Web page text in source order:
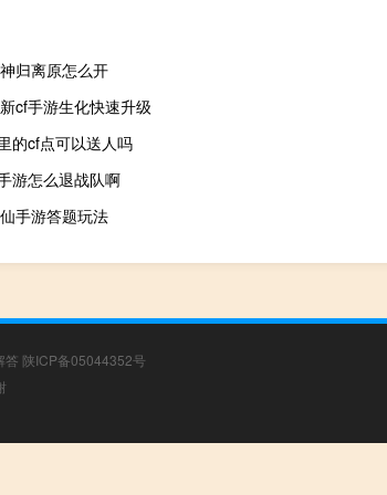
归离原怎么开
cf手游生化快速升级
的cf点可以送人吗
游怎么退战队啊
手游答题玩法
答 陕ICP备05044352号